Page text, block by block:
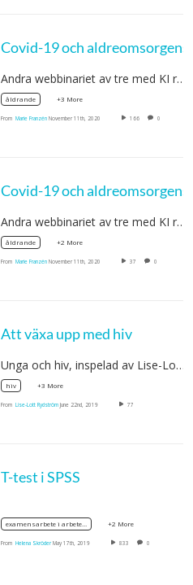
Andra webbinariet av tre med KI rektors…
åldrande +3 More
From Marie Franzén November 11th, 2020 166 0
Andra webbinariet av tre med KI rektors…
åldrande +2 More
From Marie Franzén November 11th, 2020 37 0
Att växa upp med hiv
Unga och hiv, inspelad av Lise-Lott…
hiv +3 More
From Lise-Lott Rydström June 22nd, 2019 77
T-test i SPSS
examensarbete i arbete och hälsa +2 More
From Helena Skröder May 17th, 2019 833 0